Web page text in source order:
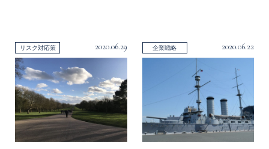
リスク対応策 2020.06.29 企業戦略 2020.06.22